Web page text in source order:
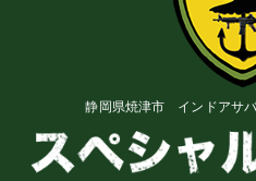
静岡県焼津市 インドアサ